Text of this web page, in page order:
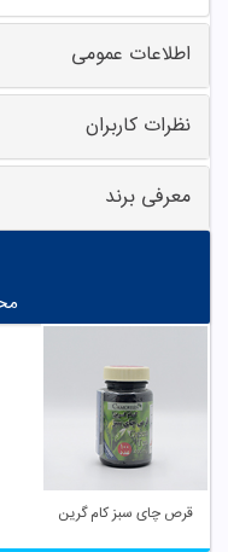
اطلاعات عمومی
نظرات کاربران
معرفی برند
قرص چای سبز کام گرین